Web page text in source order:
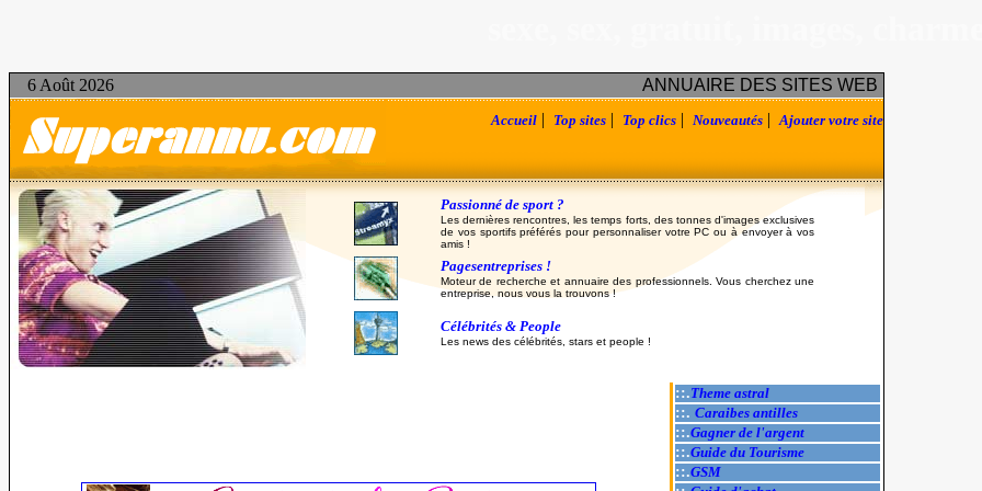
6 Août 2026 ANNUAIRE DES SITES WEB
Accueil | Top sites | Top clics | Nouveautés |Ajouter votre site
Passionné de sport ?
Les dernières rencontres, les temps forts, des tonnes d'images exclusives
de vos sportifs préférés pour personnaliser votre PC ou à envoyer à vos
amis !
Pagesentreprises !
Moteur de recherche et annuaire des professionnels. Vous cherchez une
entreprise, nous vous la trouvons !
Célébrités & People
Les news des célébrités, stars et people !
::.Theme astral
::. Caraibes antilles
::.Gagner de l'argent
::.Guide du Tourisme
::.GSM